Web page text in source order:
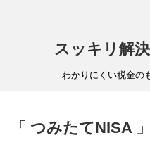
スッキリ解
わかりにくい税金の
「 つみたてNISA